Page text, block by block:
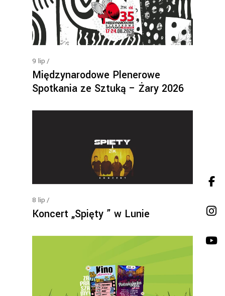
9 lip
Międzynarodowe Plenerowe
Spotkania ze Sztuką – Żary 2026
8 lip
Koncert „Spięty ” w Lunie